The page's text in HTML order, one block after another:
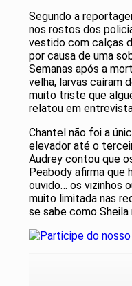
Segundo a
nos rostos dos
vestido com calças
por causa de uma
Semanas após a
velha, larvas caíram
muito triste que
relatou em
Chantel não foi a
elevador até o
Audrey contou que
Peabody afirma que
ouvido… os vizinhos
muito limitada nas
se sabe como